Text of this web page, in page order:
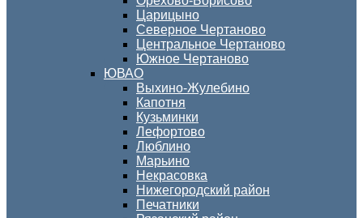
Царицыно
Северное Чертаново
Центральное Чертаново
Южное Чертаново
ЮВАО
Выхино-Жулебино
Капотня
Кузьминки
Лефортово
Люблино
Марьино
Некрасовка
Нижегородский район
Печатники